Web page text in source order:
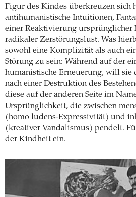
Figur des Kindes überkreuzen sich
antihumanistische Intuitionen,
einer Reaktivierung ursprünglicher
radikaler Zerstörungslust. Was
sowohl eine Komplizität als auch
Störung zu sein: Während auf der
humanistische Erneuerung, will sie
nach einer Destruktion des
diese auf der anderen Seite im
Ursprünglichkeit, die zwischen
(homo ludens-Expressivität) und
(kreativer Vandalismus) pendelt.
der Kindheit ein.